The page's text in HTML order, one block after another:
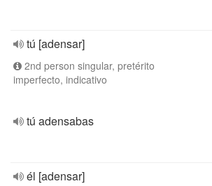
tú [adensar]
2nd person singular, pretérito
imperfecto, indicativo
tú adensabas
él [adensar]